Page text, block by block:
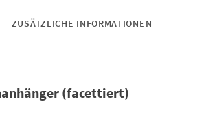
ZUSÄTZLICHE INFORMATIONEN
(facettiert)